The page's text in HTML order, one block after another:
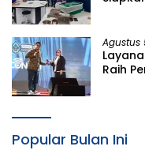
Agustus
Raih
Popular Bulan Ini